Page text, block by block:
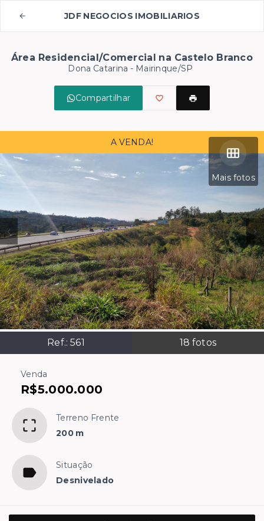
JDF NEGOCIOS IMOBILIARIOS
Área Residencial/Comercial na Castelo Branco
Dona Catarina - Mairinque/SP
Compartilhar
Mais fotos
Ref.:561 18 fotos
A VENDA!
Venda
R$5.000.000
Terreno Frente
200 m
Situação
Desnivelado